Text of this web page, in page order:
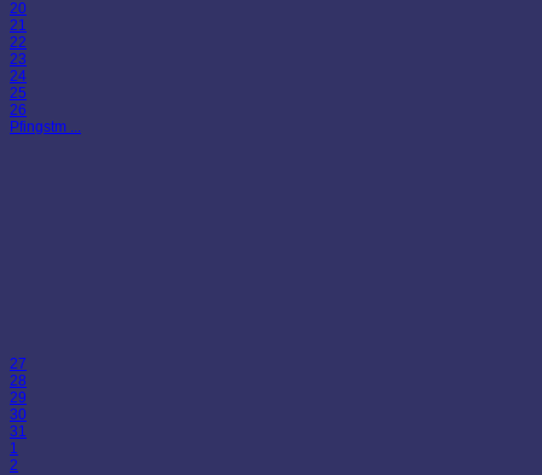
20
21
22
23
24
25
26
Pfingstm ...
27
28
29
30
31
1
2